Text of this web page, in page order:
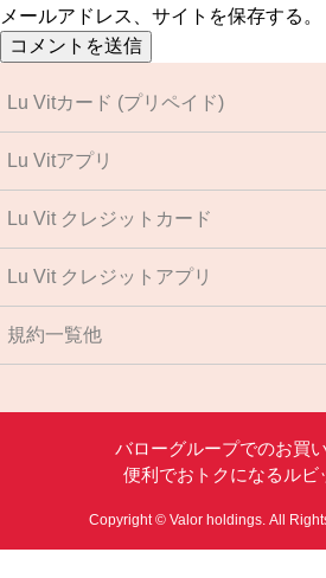
メールアドレス、サイトを保存する。
Lu Vitカード (プリペイド)
Lu Vitアプリ
Lu Vit クレジットカード
Lu Vit クレジットアプリ
規約一覧他
バローグループでのお買
便利でおトクになるルビ
Copyright © Valor holdings. All